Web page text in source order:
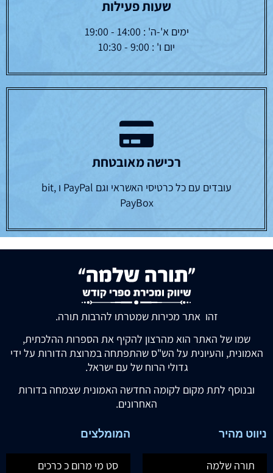
שעות פעילות
ימים א'-ה' : 14:00 - 19:00
יום ו' : 9:00 - 10:30
רכישה מאובטחת
עובדים עם כל כרטיסי האשראי וגם PayPal ו bit,
PayBox
זהו אתר מכירות שמטרתו להרבות תורה.
שמו של האתר הוא מהרצון להקיף את הספרות ההלכתית,
האמונית, והעיונית על הש"ס שהתפתחה במרוצת הדורות על ידי
גדולי הרוח של עם ישראל.
ובנוסף לתת מקום לקומה החדשה האמונית שצמחה בדורות
האחרונים.
ניווט מהיר
תורה שלמה
המומלצים
סט מי מרום כ כרכים